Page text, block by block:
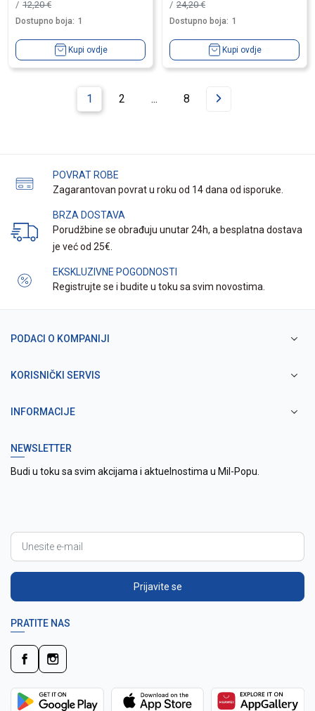
12,20€
Dostupno boja: 1
Kupi ovdje
24,20€
Dostupno boja: 1
Kupi ovdje
1 2 ... 8
POVRAT ROBE
Zagarantovan povrat u roku od 14 dana od isporuke.
BRZA DOSTAVA
Porudžbine se obrađuju unutar 24h, a besplatna dostava
je već od 25€.
EKSKLUZIVNE POGODNOSTI
Registrujte se i budite u toku sa svim novostima.
PODACI O KOMPANIJI
KORISNIČKI SERVIS
INFORMACIJE
NEWSLETTER
Budi u toku sa svim akcijama i aktuelnostima u Mil-Popu.
Prijavite se
PRATITE NAS